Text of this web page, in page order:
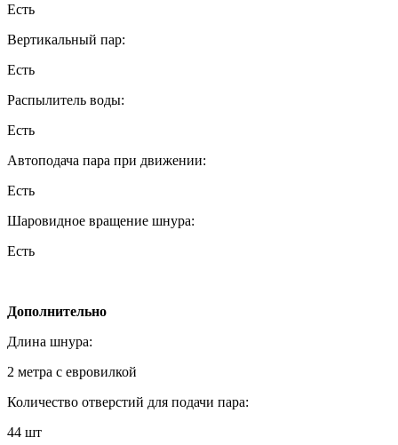
Есть
Вертикальный пар:
Есть
Распылитель воды:
Есть
Автоподача пара при движении:
Есть
Шаровидное вращение шнура:
Есть
Дополнительно
Длина шнура:
2 метра с евровилкой
Количество отверстий для подачи пара:
44 шт